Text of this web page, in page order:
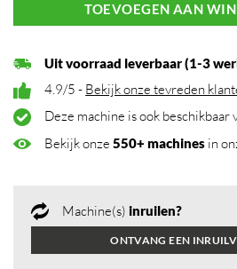
TOEVOEGEN AAN
Uit voorraad leverbaar (1-3
4.9/5 - Bekijk onze tevreden
Deze machine is ook beschikbaar
Bekijk onze550+ machines in
Machine(s) inruilen?
ONTVANG EEN